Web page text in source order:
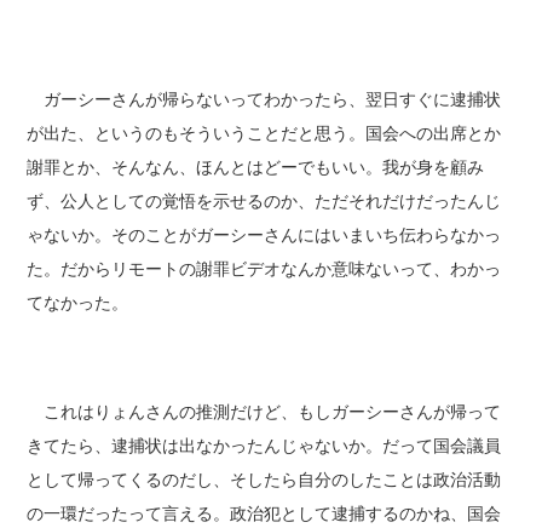
ガーシーさんが帰らないってわかったら、翌日すぐに逮捕状
が出た、というのもそういうことだと思う。国会への出席とか
謝罪とか、そんなん、ほんとはどーでもいい。我が身を顧み
ず、公人としての覚悟を示せるのか、ただそれだけだったんじ
ゃないか。そのことがガーシーさんにはいまいち伝わらなかっ
た。だからリモートの謝罪ビデオなんか意味ないって、わかっ
てなかった。
これはりょんさんの推測だけど、もしガーシーさんが帰って
きてたら、逮捕状は出なかったんじゃないか。だって国会議員
として帰ってくるのだし、そしたら自分のしたことは政治活動
の一環だったって言える。政治犯として逮捕するのかね、国会